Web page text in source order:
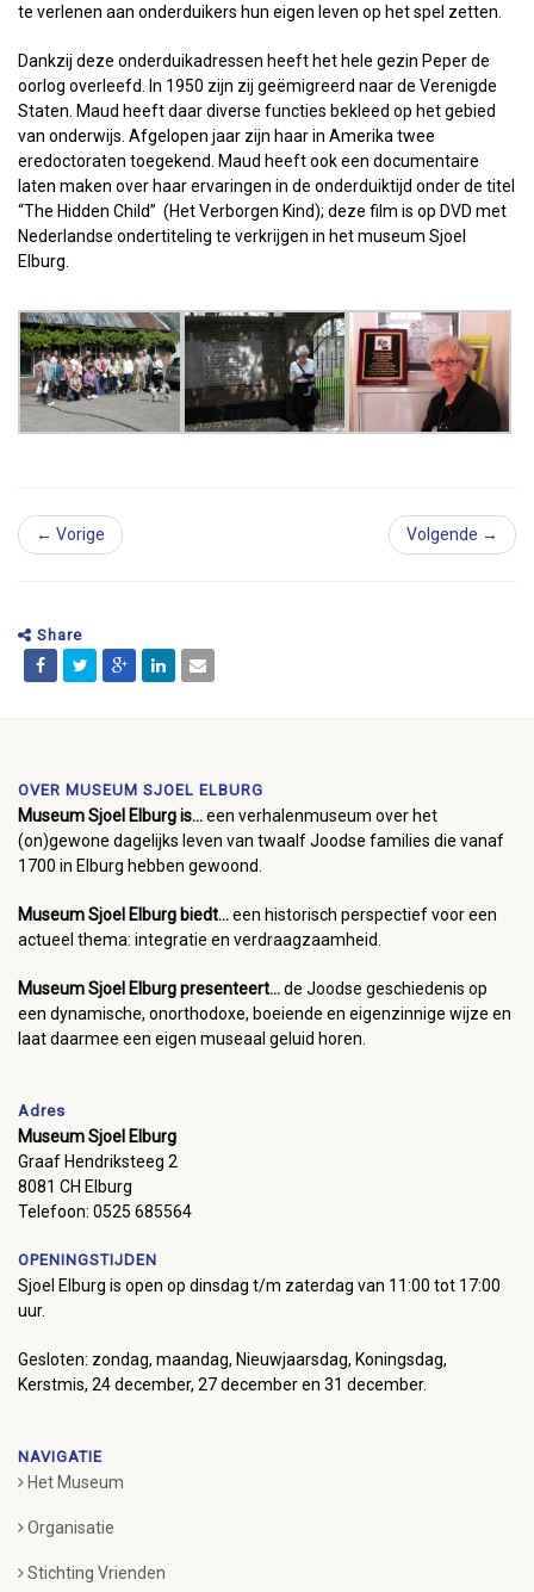
te verlenen aan onderduikers hun eigen leven op het spel zetten.
Dankzij deze onderduikadressen heeft het hele gezin Peper de
oorlog overleefd. In 1950 zijn zij geëmigreerd naar de Verenigde
Staten. Maud heeft daar diverse functies bekleed op het gebied
van onderwijs. Afgelopen jaar zijn haar in Amerika twee
eredoctoraten toegekend. Maud heeft ook een documentaire
laten maken over haar ervaringen in de onderduiktijd onder de titel
“The Hidden Child” (Het Verborgen Kind); deze film is op DVD met
Nederlandse ondertiteling te verkrijgen in het museum Sjoel
Elburg.
← Vorige Volgende →
Share
OVER MUSEUM SJOEL ELBURG
Museum Sjoel Elburg is...een verhalenmuseum over het
(on)gewone dagelijks leven van twaalf Joodse families die vanaf
1700 in Elburg hebben gewoond.
Museum Sjoel Elburg biedt...een historisch perspectief voor een
actueel thema: integratie en verdraagzaamheid.
Museum Sjoel Elburg presenteert...de Joodse geschiedenis op
een dynamische, onorthodoxe, boeiende en eigenzinnige wijze en
laat daarmee een eigen museaal geluid horen.
Adres
Museum Sjoel Elburg
Graaf Hendriksteeg 2
8081 CH Elburg
Telefoon: 0525 685564
OPENINGSTIJDEN
Sjoel Elburg is open op dinsdag t/m zaterdag van 11:00 tot 17:00
uur.
Gesloten: zondag, maandag, Nieuwjaarsdag, Koningsdag,
Kerstmis, 24 december, 27 december en 31 december.
NAVIGATIE
Het Museum
Organisatie
Stichting Vrienden